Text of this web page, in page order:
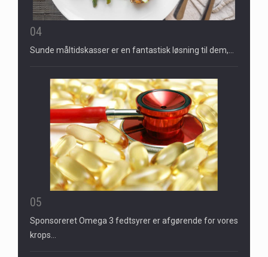
04
Sunde måltidskasser er en fantastisk løsning til dem,…
05
Sponsoreret Omega 3 fedtsyrer er afgørende for vores
krops…